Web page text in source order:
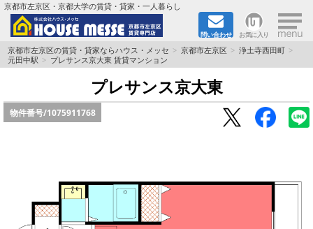
京都市左京区・京都大学の賃貸・貸家・一人暮らし
問い合わせ お気に入り ×
TOPページ
地域から検索
書類DL & 入居者さまへ
家族で住むならマンション？賃家？
京都市左京区の賃貸・貸家ならハウス・メッセ 京都市左京区
浄土寺西田町
元田中駅
プレサンス京大東 賃貸マンション
プレサンス京大東
物件番号/1075911768